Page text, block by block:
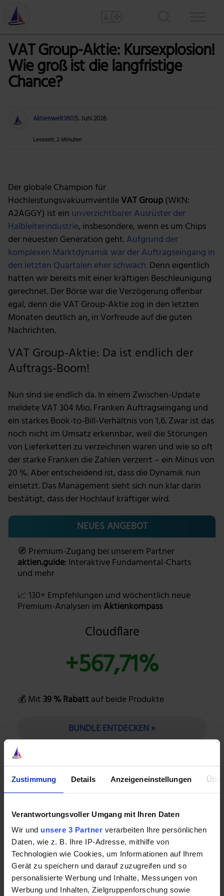
Zustimmung Details Anzeigeneinstellungen
Verantwortungsvoller Umgang mit Ihren Daten
Wir und unsere 3 Partner verarbeiten Ihre persönlichen
Daten, wie z. B. Ihre IP-Adresse, mithilfe von
Technologien wie Cookies, um Informationen auf Ihrem
Gerät zu speichern und darauf zuzugreifen und so
personalisierte Werbung und Inhalte, Messungen von
Werbung und Inhalten, Zielgruppenforschung sowie
VAT Group-Aktie: Kursexplosion!
Wie groß ist die langfristige
Chance?
Aktienwelt3605. Juni 2026
Lesezeit: 2 Minuten
Der globale Champion für
HochleistungsvakuumventileVAT Group(WKN:
A2AGGY) ist ein unverzichtbarer Ausrüster der
Halbleiterindustrie, insbesondere, wenn es um Chips
der neuesten Generation geht.Aufgrund der
komplexen Marktdynamik war der Auftragseingang in
den letzten Quartalen eher schwach. Denn eigentlich
hatten wir bereits mit einer kräftigen Beschleunigung
gerechnet. Der Börse war die Verzögerung offenbar
egal, denn die VAT Group-Aktie zog in den letzten
Monaten deutlich an, in Vorfreude auf die guten
Nachrichten.
VAT Group-Aktie: Da ist endlich der
Auftrags-Boom!
Nun sind sie endlich da. In einem Zwischen-Update
meldete VAT 304 Mio. Franken Auftragseingang und
ein starkes Book-to-Bill-Verhältnis von 1,6. Zwar ist das
noch nicht im Umsatz erkennbar, weil die Störungen
von Lieferketten zu verzeichnen waren und wie so oft
der starke Franken die Zahlen verzerrt – ein Minus von
20 %. Aber entscheidend ist, dass die Dynamik nun
einsetzt. Das Management sieht sich nun klar darin
bestätigt, dass der Hochlauf kräftiger wird.
NEUES ANGEBOT
🧭 Premium-Zugang bei unserem Partner
aktien.guide: Interaktive Fundamental-Charts
und mehr
📈 130+ Empfehlungen und wöchentlich neue
Premium-Analysen im Aktienkompass
Cloudflare
+567,71%
💰 Mit 39 % Rabattauf beide Produkte
BUNDLE ENTDECKEN »
Während das eigentlich diversifizierende Segment
Advanced Industrial wohl auch künftig ein
Nebenschauplatz bleibt, profitiert Global Service von
der guten Fab-Auslastung. Aber die Post geht bei
Semiconductors ab, wo alles darauf hindeutet, dass
VAT nun auf Jahre hinaus zweistellig wachsen wird.
Das muss VAT allerdings auch, denn die Bewertung ist
anspruchsvoll: einem Jahresumsatz von rund 1 Mrd.